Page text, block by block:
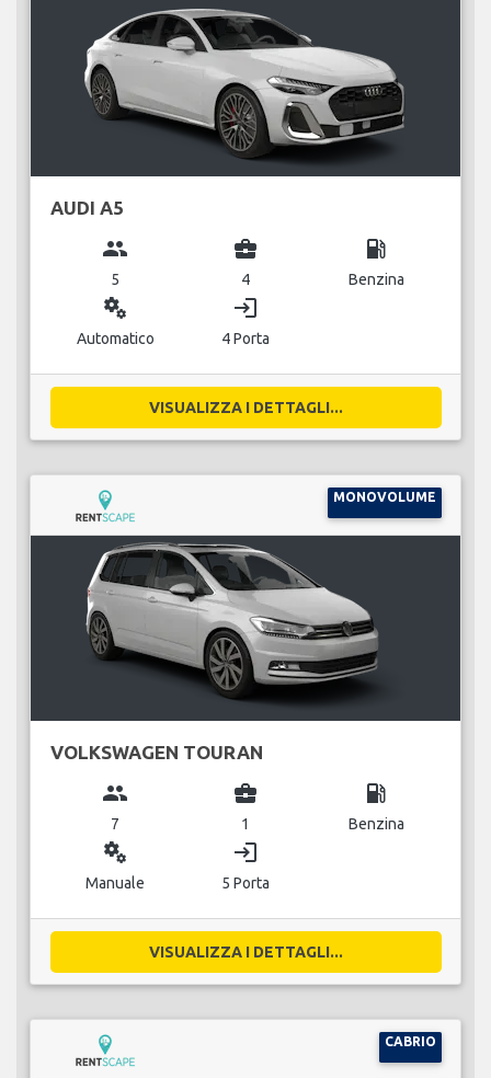
AUDI A5
group
5
business_center
4
local_gas_station
Benzina
miscellaneous_services
Automatico
login
4 Porta
VISUALIZZA I DETTAGLI...
MONOVOLUME
VOLKSWAGEN TOURAN
group
7
business_center
1
local_gas_station
Benzina
miscellaneous_services
Manuale
login
5 Porta
VISUALIZZA I DETTAGLI...
CABRIO